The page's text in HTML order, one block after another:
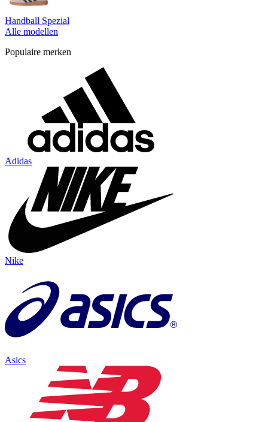
Handball Spezial
Alle modellen
Populaire merken
Adidas
Nike
Asics